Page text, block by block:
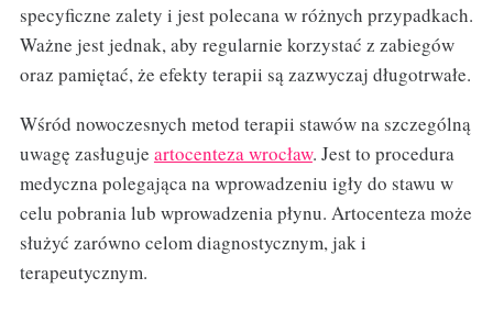
specyficzne zalety i jest polecana w różnych przypadkach.
Ważne jest jednak, aby regularnie korzystać z zabiegów
oraz pamiętać, że efekty terapii są zazwyczaj długotrwałe.
Wśród nowoczesnych metod terapii stawów na szczególną
uwagę zasługuje artocenteza wrocław. Jest to procedura
medyczna polegająca na wprowadzeniu igły do stawu w
celu pobrania lub wprowadzenia płynu. Artocenteza może
służyć zarówno celom diagnostycznym, jak i
terapeutycznym.